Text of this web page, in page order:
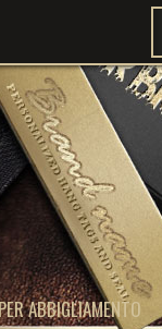
ABBIGLIAMENTO